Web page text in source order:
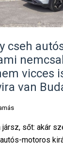
cseh
vicces
van
jársz, sőt: akár
motoros